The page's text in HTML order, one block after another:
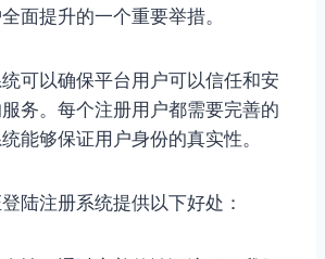
面提升的一个重要举措。
可以确保平台用户可以信任和安
务。每个注册用户都需要完善的
能够保证用户身份的真实性。
陆注册系统提供以下好处：